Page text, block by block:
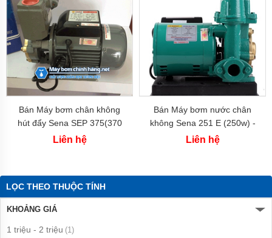
Bơm
tăng
áp
chân
không
Bơm
bán
chân
tâm
Máy
gia
phí.
Chúng tôi cung cấp đầy đủ các Model máy bơm gia đình Sena Việt
Nam. Nếu bạn chưa nhìn thấy sản phẩm mà mình cần. Hãy liên hệ
ngay tới sốhotlineTel: Đang cập nhật
hoặc gửi thông tin
email[email protected]cho chúng tôi ngay để nhận được sự trợ
Bán Máy bơm chân không
hút đẩy Sena SEP 375(370
w)
Liên hệ
Bán Máy bơm nước chân
không Sena 251 E (250w) -
Bích Đồng
Liên hệ
LỌC THEO THUỘC TÍNH
KHOẢNG GIÁ
1 triệu - 2 triệu (1)